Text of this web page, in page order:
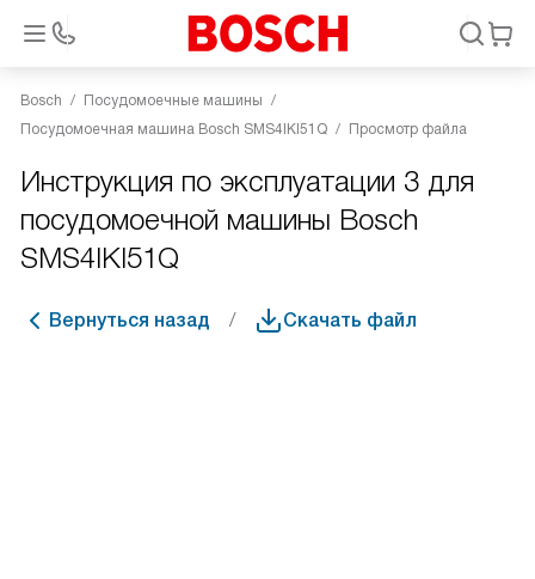
Bosch
Посудомоечные машины
Посудомоечная машина Bosch SMS4IKI51Q
Просмотр файла
Инструкция по эксплуатации 3 для
посудомоечной машины Bosch
SMS4IKI51Q
Вернуться назад Скачать файл